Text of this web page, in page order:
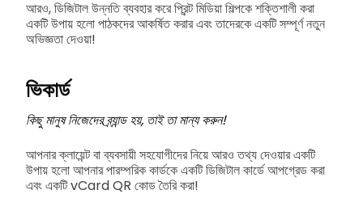
আরও, ডিজিটাল উন্নতি ব্যবহার করে প্রিন্ট মিডিয়া শিল্পকে শক্তিশালী করা
একটি উপায় হলো পাঠকদের আকর্ষিত করার এবং তাদেরকে একটি সম্পূর্ণ নতুন
অভিজ্ঞতা দেওয়া!
ভিকার্ড
কিছু মানুষ নিজেদের ব্র্যান্ড হয়, তাই তা মান্য করুন!
আপনার ক্লায়েন্ট বা ব্যবসায়ী সহযোগীদের নিয়ে আরও তথ্য দেওয়ার একটি
উপায় হলো আপনার পারম্পরিক কার্ডকে একটি ডিজিটাল কার্ডে আপগ্রেড করা
এবং একটি vCard QR কোড তৈরি করা!